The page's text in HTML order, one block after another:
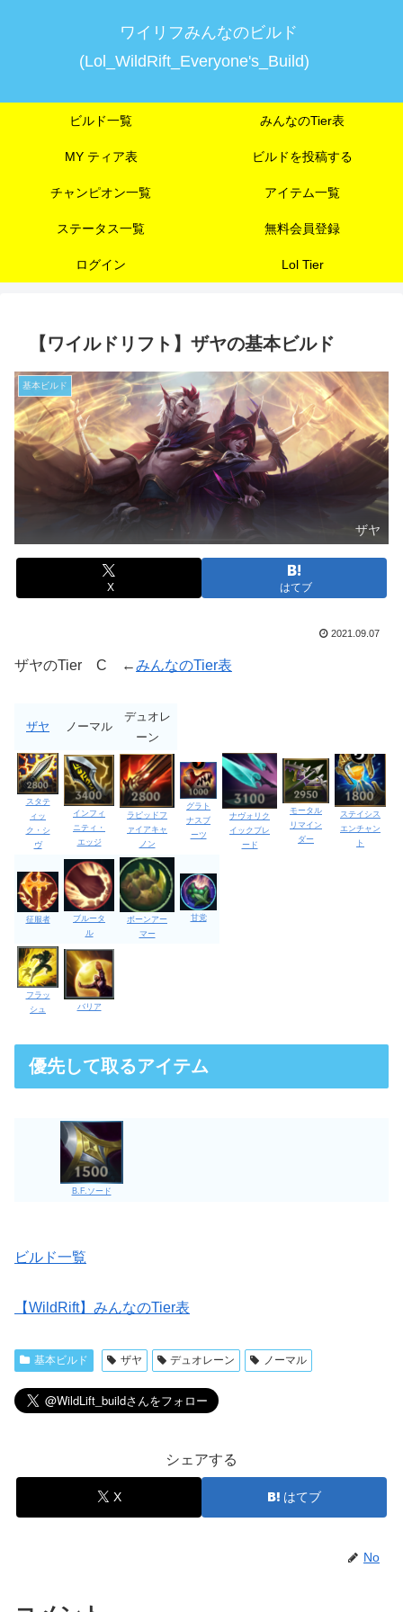
ワイリフみんなのビルド
(Lol_WildRift_Everyone's_Build)
ビルド一覧 みんなのTier表
MY ティア表 ビルドを投稿する
チャンピオン一覧 アイテム一覧
ステータス一覧 無料会員登録
ログイン Lol Tier
【ワイルドリフト】ザヤの基本ビルド
基本ビルド
ザヤ
X はてブ
2021.09.07
ザヤのTier C ←みんなのTier表
ザヤ ノーマル
デュオレ
ーン
スタテ
ィッ
ク・シ
ヴ
インフィ
ニティ・
エッジ
ラピッドフ
ァイアキャ
ノン
グラト
ナスブ
ーツ
ナヴォリク
イックブレ
ード
モータル
リマイン
ダー
ステイシス
エンチャン
ト
征服者
ブルータ
ル
ボーンアー
マー
甘党
フラッ
シュ
バリア
優先して取るアイテム
B.F.ソード
ビルド一覧
【WildRift】みんなのTier表
基本ビルド ザヤ デュオレーン ノーマル
シェアする
X はてブ
No